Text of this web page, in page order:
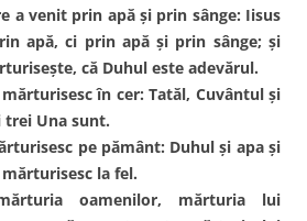
a venit prin apă şi prin sânge: Iisus
apă, ci prin apă şi prin sânge; şi
că Duhul este adevărul.
în cer: Tatăl, Cuvântul şi
trei Una sunt.
pe pământ: Duhul şi apa şi
la fel.
oamenilor, mărturia lui